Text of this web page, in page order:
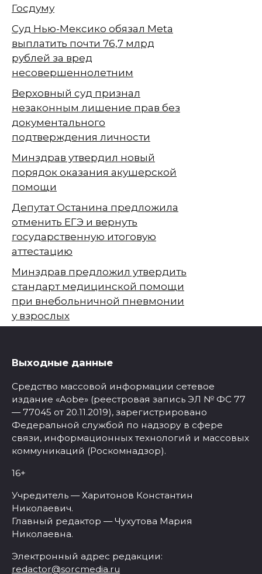
Госдуму
Суд Нью-Мексико обязал Meta
выплатить почти 76,7 млрд
рублей за вред
несовершеннолетним
Верховный суд признал
незаконным лишение прав без
документального
подтверждения личности
Минздрав утвердил новый
порядок оказания акушерской
помощи
Депутат Останина предложила
отменить ЕГЭ и вернуть
государственную итоговую
аттестацию
Минздрав предложил утвердить
стандарт медицинской помощи
при внебольничной пневмонии
у взрослых
Выходные данные
Средство массовой информации сетевое
издание «Aobe» (реестровая запись ЭЛ № ФС 77
— 77045 от 20.11.2019), зарегистрировано
Федеральной службой по надзору в сфере
связи, информационных технологий и массовых
коммуникаций (Роскомнадзор).
16+
Учредитель — Харитонов Константин
Николаевич.
Главный редактор — Чухутова Мария
Николаевна.
Электронный адрес редакции:
redactor@sorcmedia.ru